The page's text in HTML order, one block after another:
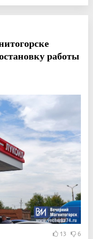
работы
13 6